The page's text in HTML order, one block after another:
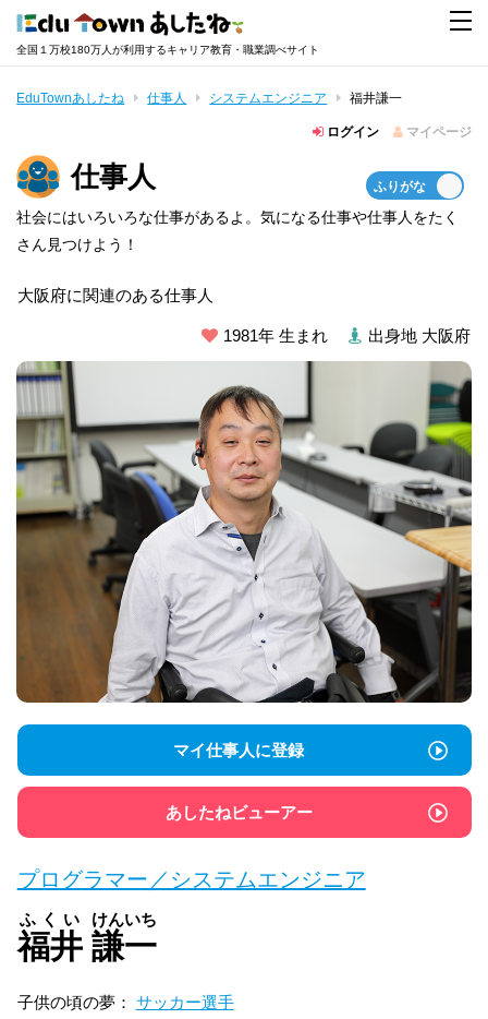
全国１万校180万人が利用するキャリア教育・職業調べサイト
EduTownあしたね 仕事人 システムエンジニア 福井謙一
ログイン マイページ
仕事人
社会にはいろいろな仕事があるよ。気になる仕事や仕事人をたく
さん見つけよう！
大阪府に関連のある仕事人
1981年 生まれ 出身地 大阪府
マイ仕事人に登録
あしたねビューアー
プログラマー／システムエンジニア
福井
ふくい
謙一
けんいち
子供の頃の夢： サッカー選手